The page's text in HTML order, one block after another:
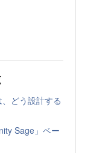
どう設計する
Sage」ベー